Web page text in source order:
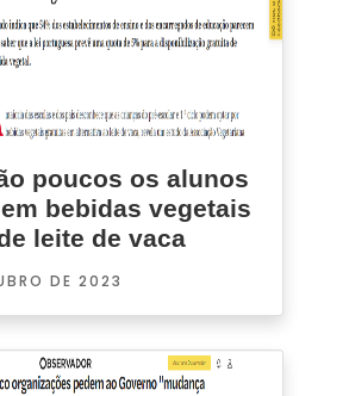
poucos os alunos
bebidas vegetais
leite de vaca
DE 2023